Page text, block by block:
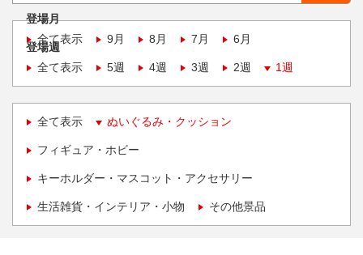
登場月
全て表示
9月 8月 7月 6月
登場週
全て表示
5週 4週 3週 2週 1週
全て表示 ぬいぐるみ・クッション
フィギュア・ホビー
キーホルダー・マスコット・アクセサリー
生活雑貨・インテリア・小物 その他景品